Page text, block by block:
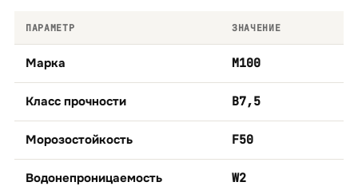
ПАРАМЕТР ЗНАЧЕНИЕ
Марка М100
Класс прочности B7,5
Морозостойкость F50
Водонепроницаемость W2